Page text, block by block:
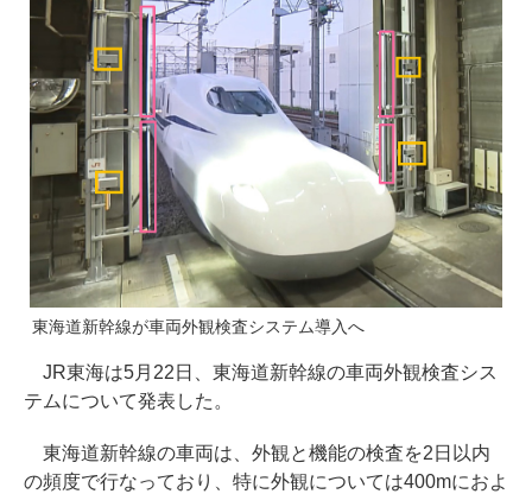
東海道新幹線が車両外観検査システム導入へ
JR東海は5月22日、東海道新幹線の車両外観検査シス
テムについて発表した。
東海道新幹線の車両は、外観と機能の検査を2日以内
の頻度で行なっており、特に外観については400mにおよ